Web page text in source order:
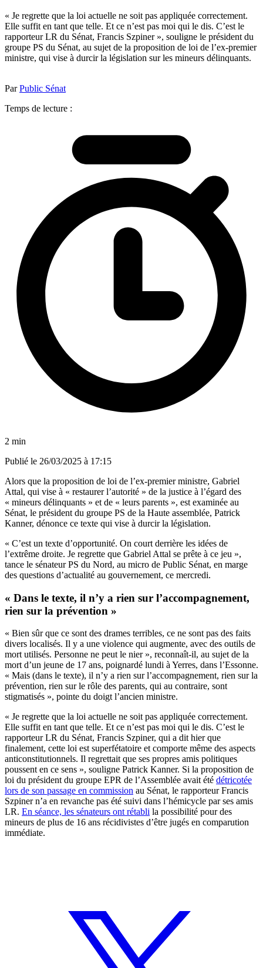
« Je regrette que la loi actuelle ne soit pas appliquée correctement.
Elle suffit en tant que telle. Et ce n’est pas moi qui le dis. C’est le
rapporteur LR du Sénat, Francis Szpiner », souligne le président du
groupe PS du Sénat, au sujet de la proposition de loi de l’ex-premier
ministre, qui vise à durcir la législation sur les mineurs délinquants.
ParPublic Sénat
Temps de lecture :
2 min
Publié le 26/03/2025 à 17:15
Alors que la proposition de loi de l’ex-premier ministre, Gabriel
Attal, qui vise à « restaurer l’autorité » de la justice à l’égard des
« mineurs délinquants » et de « leurs parents », est examinée au
Sénat, le président du groupe PS de la Haute assemblée, Patrick
Kanner, dénonce ce texte qui vise à durcir la législation.
« C’est un texte d’opportunité. On court derrière les idées de
l’extrême droite. Je regrette que Gabriel Attal se prête à ce jeu »,
tance le sénateur PS du Nord, au micro de Public Sénat, en marge
des questions d’actualité au gouvernement, ce mercredi.
« Dans le texte, il n’y a rien sur l’accompagnement,
rien sur la prévention »
« Bien sûr que ce sont des drames terribles, ce ne sont pas des faits
divers localisés. Il y a une violence qui augmente, avec des outils de
mort utilisés. Personne ne peut le nier », reconnaît-il, au sujet de la
mort d’un jeune de 17 ans, poignardé lundi à Yerres, dans l’Essonne.
« Mais (dans le texte), il n’y a rien sur l’accompagnement, rien sur la
prévention, rien sur le rôle des parents, qui au contraire, sont
stigmatisés », pointe du doigt l’ancien ministre.
« Je regrette que la loi actuelle ne soit pas appliquée correctement.
Elle suffit en tant que telle. Et ce n’est pas moi qui le dis. C’est le
rapporteur LR du Sénat, Francis Szpiner, qui a dit hier que
finalement, cette loi est superfétatoire et comporte même des aspects
anticonstitutionnels. Il regrettait que ses propres amis politiques
poussent en ce sens », souligne Patrick Kanner. Si la proposition de
loi du président du groupe EPR de l’Assemblée avait été détricotée
lors de son passage en commission au Sénat, le rapporteur Francis
Szpiner n’a en revanche pas été suivi dans l’hémicycle par ses amis
LR. En séance, les sénateurs ont rétabli la possibilité pour des
mineurs de plus de 16 ans récidivistes d’être jugés en comparution
immédiate.